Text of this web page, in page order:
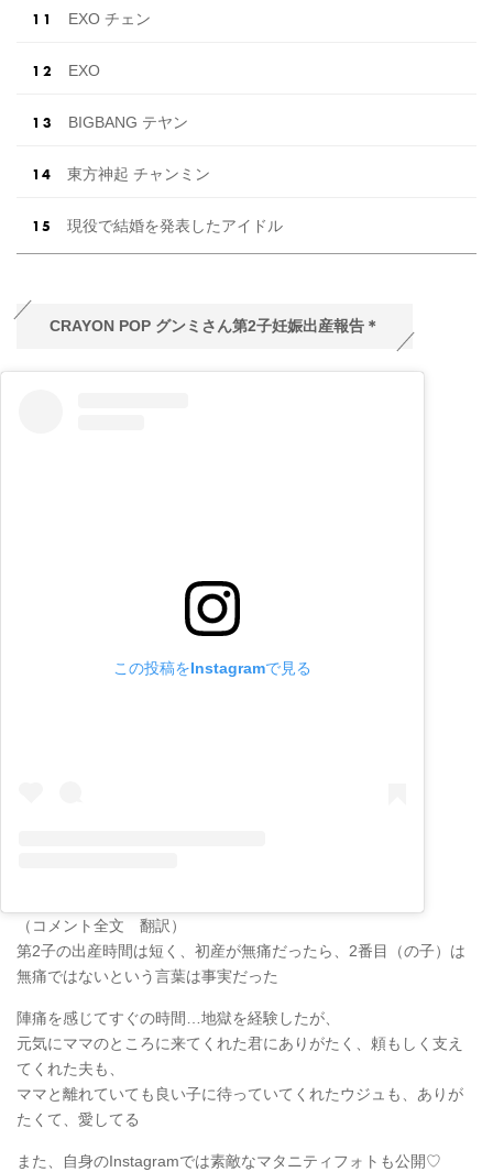
EXO チェン
EXO
BIGBANG テヤン
東方神起 チャンミン
現役で結婚を発表したアイドル
CRAYON POP グンミさん第2子妊娠出産報告＊
この投稿をInstagramで見る
（コメント全文 翻訳）
第2子の出産時間は短く、初産が無痛だったら、2番目（の子）は
無痛ではないという言葉は事実だった
陣痛を感じてすぐの時間…地獄を経験したが、
元気にママのところに来てくれた君にありがたく、頼もしく支え
てくれた夫も、
ママと離れていても良い子に待っていてくれたウジュも、ありが
たくて、愛してる
また、自身のInstagramでは素敵なマタニティフォトも公開♡